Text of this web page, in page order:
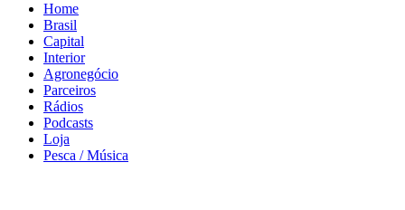
Home
Brasil
Capital
Interior
Agronegócio
Parceiros
Rádios
Podcasts
Loja
Pesca / Música